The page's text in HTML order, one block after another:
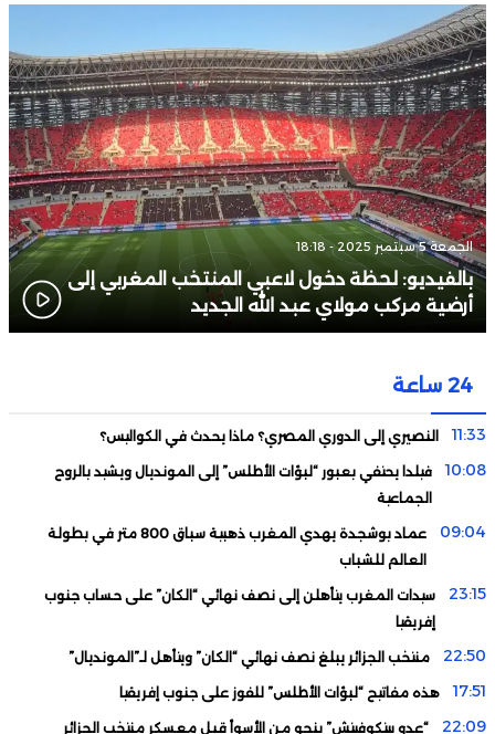
الجمعة 5 سبتمبر 2025 - 18:18
بالفيديو: لحظة دخول لاعبي المنتخب المغربي إلى
أرضية مركب مولاي عبد الله الجديد
24 ساعة
11:33 النصيري إلى الدوري المصري؟ ماذا يحدث في الكواليس؟
10:08
فيلدا يحتفي بعبور “لبؤات الأطلس” إلى المونديال ويشيد بالروح
الجماعية
09:04
عماد بوشجدة يهدي المغرب ذهبية سباق 800 متر في بطولة
العالم للشباب
23:15
سيدات المغرب يتأهلن إلى نصف نهائي “الكان” على حساب جنوب
إفريقيا
22:50 منتخب الجزائر يبلغ نصف نهائي “الكان” ويتأهل لـ”المونديال”
17:51 هذه مفاتيح “لبؤات الأطلس” للفوز على جنوب إفريقيا
22:09 “عدو بيتكوفيتش” ينجو من الأسوأ قبل معسكر منتخب الجزائر